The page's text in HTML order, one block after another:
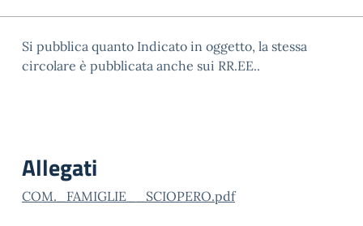
Si pubblica quanto Indicato in oggetto, la stessa
circolare è pubblicata anche sui RR.EE..
Allegati
COM._FAMIGLIE__SCIOPERO.pdf